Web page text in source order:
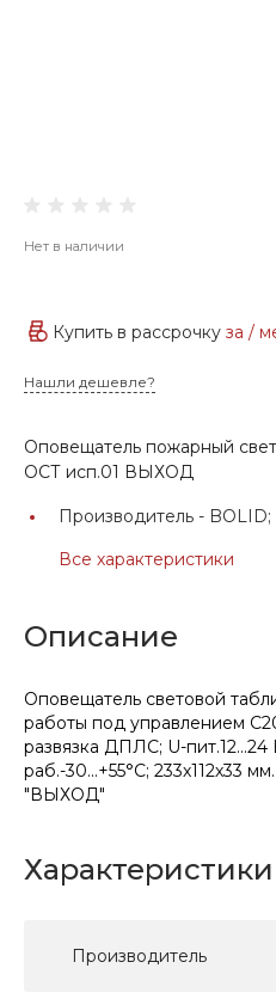
Нет в наличии
Купить в рассрочку за /
Нашли дешевле?
Оповещатель пожарный
ОСТ исп.01 ВЫХОД
Производитель - BOLID;
Все характеристики
Описание
Оповещатель световой
работы под управлением
развязка ДПЛС; U-
раб.-30...+55°С; 233х112х33
"ВЫХОД"
Характеристики
Производитель